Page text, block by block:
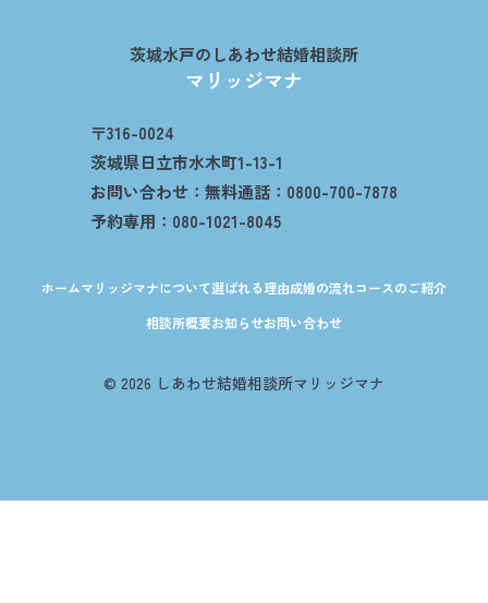
茨城水戸のしあわせ結婚相談所
マリッジマナ
〒316-0024
茨城県日立市水木町1-13-1
お問い合わせ：無料通話：0800-700-7878
予約専用：080-1021-8045
ホームマリッジマナについて選ばれる理由成婚の流れコースのご紹介
相談所概要お知らせお問い合わせ
© 2026 しあわせ結婚相談所マリッジマナ